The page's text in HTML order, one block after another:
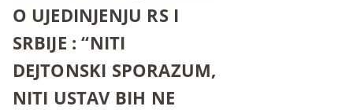
O UJEDINJENJU RS I
SRBIJE : “NITI
DEJTONSKI SPORAZUM,
NITI USTAV BIH NE